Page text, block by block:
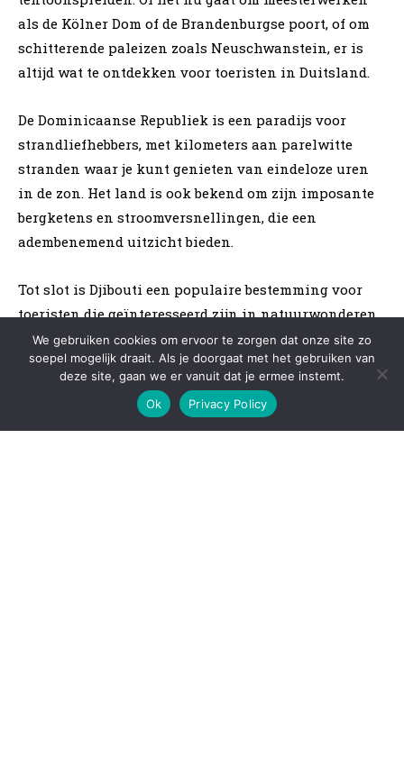
We gebruiken cookies om ervoor te zorgen dat onze site zo
soepel mogelijk draait. Als je doorgaat met het gebruiken van
deze site, gaan we er vanuit dat je ermee instemt.
Ok
Privacy Policy